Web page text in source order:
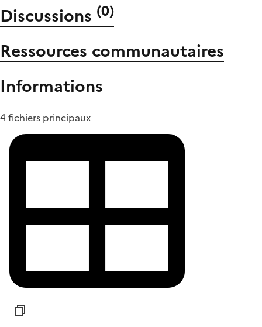
Discussions (0)
Ressources communautaires
Informations
4 fichiers principaux